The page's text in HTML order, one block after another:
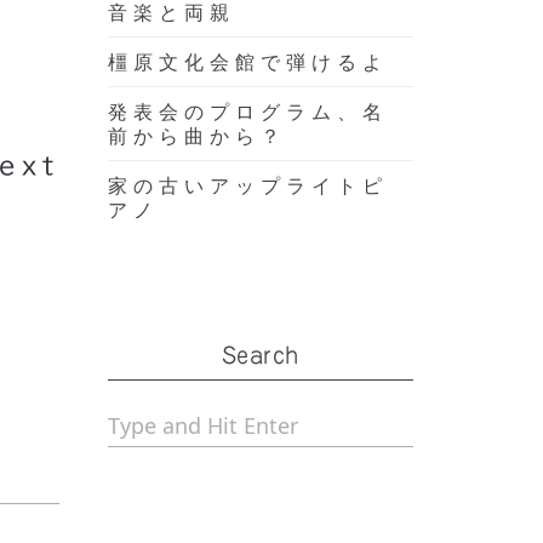
し
音楽と両親
橿原文化会館で弾けるよ
発表会のプログラム、名
前から曲から？
家の古いアップライトピ
アノ
Search